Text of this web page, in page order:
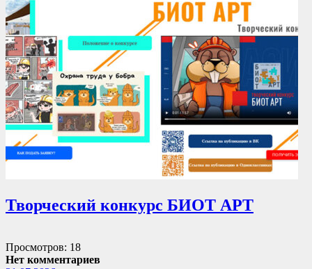
Творческий конкурс БИОТ АРТ
Просмотров: 18
Нет комментариев